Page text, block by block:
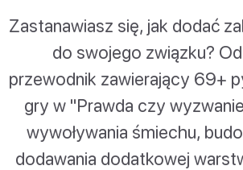
Zastanawiasz się, jak dodać
do swojego związku?
przewodnik zawierający 69+
gry w "Prawda czy
wywoływania śmiechu,
dodawania dodatkowej